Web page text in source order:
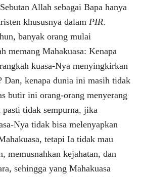
Allah sebagai Bapa hanya
khususnya dalam PIR.
banyak orang mulai
memang Mahakuasa: Kenapa
kuasa-Nya menyingkirkan
Dan, kenapa dunia ini masih tidak
butir ini orang-orang menyerang
tidak sempurna, jika
Nya tidak bisa melenyapkan
tetapi Ia tidak mau
memusnahkan kejahatan, dan
sehingga yang Mahakuasa